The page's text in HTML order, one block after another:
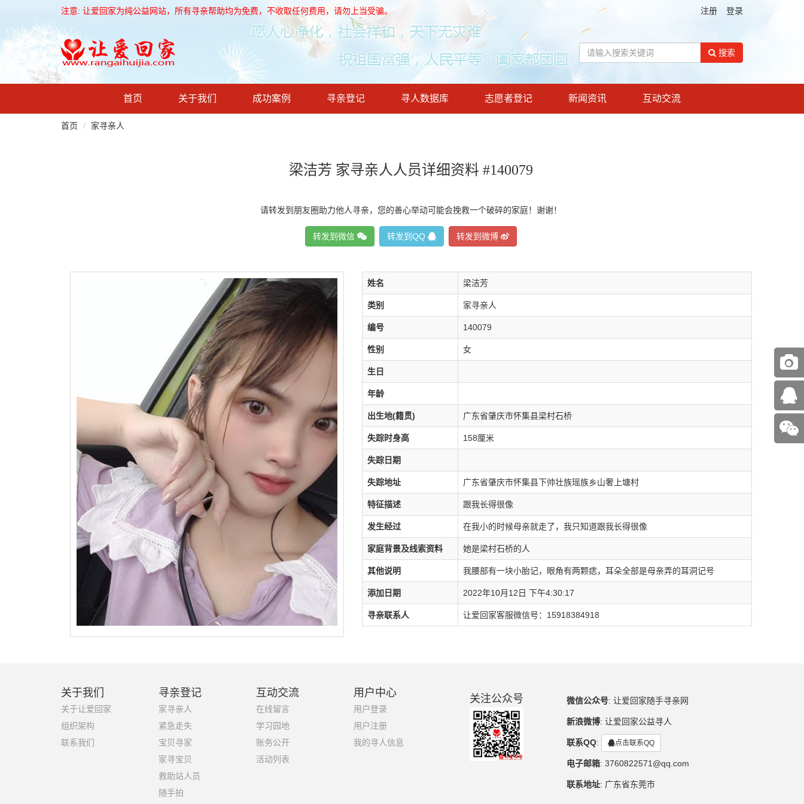
注意: 让爱回家为纯公益网站，所有寻亲帮助均为免费，不收取任何费用，请勿上当受骗。 注册 登录
搜索
首页 关于我们 成功案例 寻亲登记 寻人数据库 志愿者登记 新闻资讯 互动交流
首页 家寻亲人
梁洁芳 家寻亲人人员详细资料 #140079
请转发到朋友圈助力他人寻亲，您的善心举动可能会挽救一个破碎的家庭！谢谢！
转发到微信 转发到QQ 转发到微博
姓名 梁洁芳
类别 家寻亲人
编号 140079
性别 女
生日
年龄
出生地(籍贯) 广东省肇庆市怀集县梁村石桥
失踪时身高 158厘米
失踪日期
失踪地址 广东省肇庆市怀集县下帅壮族瑶族乡山奢上塘村
特征描述 跟我长得很像
发生经过 在我小的时候母亲就走了，我只知道跟我长得很像
家庭背景及线索资料 她是梁村石桥的人
其他说明 我腰部有一块小胎记，眼角有两颗痣，耳朵全部是母亲弄的耳洞记号
添加日期 2022年10月12日 下午4:30:17
寻亲联系人 让爱回家客服微信号：15918384918
关于我们
关于让爱回家
组织架构
联系我们
寻亲登记
家寻亲人
紧急走失
宝贝寻家
家寻宝贝
救助站人员
随手拍
互动交流
在线留言
学习园地
账务公开
活动列表
用户中心
用户登录
用户注册
我的寻人信息
关注公众号 微信公众号: 让爱回家随手寻亲网
新浪微博: 让爱回家公益寻人
联系QQ: 点击联系QQ
电子邮箱: 3760822571@qq.com
联系地址: 广东省东莞市